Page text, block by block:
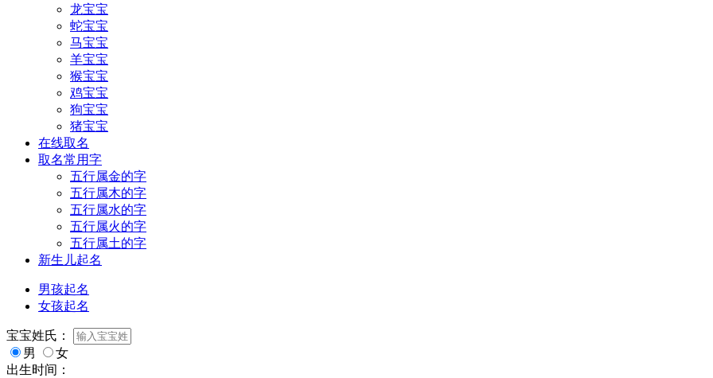
龙宝宝
蛇宝宝
马宝宝
羊宝宝
猴宝宝
鸡宝宝
狗宝宝
猪宝宝
在线取名
取名常用字
五行属金的字
五行属木的字
五行属水的字
五行属火的字
五行属土的字
新生儿起名
男孩起名
女孩起名
宝宝姓氏：
男
女
出生时间：